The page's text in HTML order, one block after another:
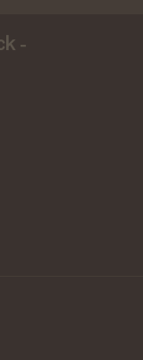
-